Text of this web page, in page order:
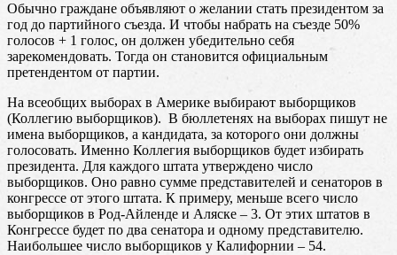
Обычно граждане объявляют о желании стать президентом за
год до партийного съезда. И чтобы набрать на съезде 50%
голосов + 1 голос, он должен убедительно себя
зарекомендовать. Тогда он становится официальным
претендентом от партии.
На всеобщих выборах в Америке выбирают выборщиков
(Коллегию выборщиков). В бюллетенях на выборах пишут не
имена выборщиков, а кандидата, за которого они должны
голосовать. Именно Коллегия выборщиков будет избирать
президента. Для каждого штата утверждено число
выборщиков. Оно равно сумме представителей и сенаторов в
конгрессе от этого штата. К примеру, меньше всего число
выборщиков в Род-Айленде и Аляске – 3. От этих штатов в
Конгрессе будет по два сенатора и одному представителю.
Наибольшее число выборщиков у Калифорнии – 54.